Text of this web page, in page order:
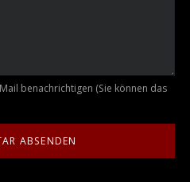
benachrichtigen (Sie können das